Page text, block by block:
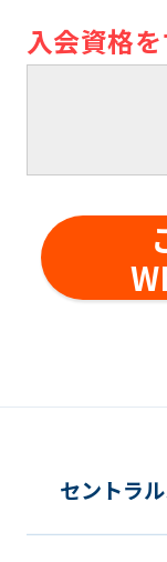
トラブル
メンバ
ブの事前
価を得
を行って
メンバー
入会資格を
セントラ